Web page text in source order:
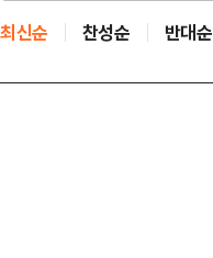
최신순 찬성순 반대순